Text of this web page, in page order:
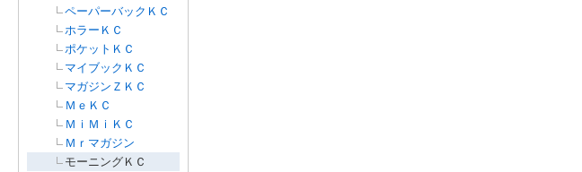
ペーパーバックＫＣ
ホラーＫＣ
ポケットＫＣ
マイブックＫＣ
マガジンＺＫＣ
ＭｅＫＣ
ＭｉＭｉＫＣ
Ｍｒマガジン
モーニングＫＣ